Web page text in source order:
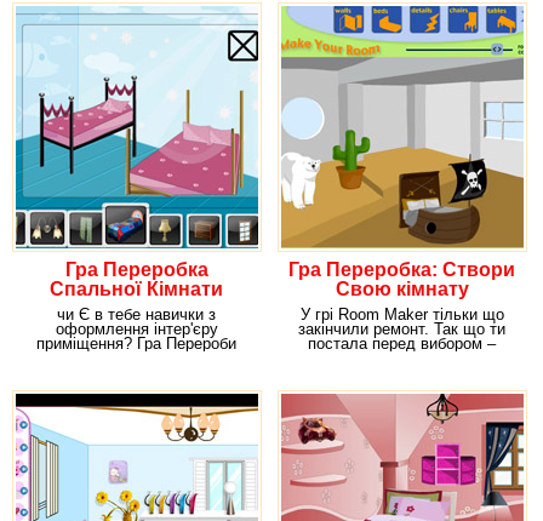
Гра Переробка
Спальної Кімнати
чи Є в тебе навички з
оформлення інтер'єру
приміщення? Гра Перероби
Гра Переробка: Створи
Свою кімнату
У грі Room Maker тільки що
закінчили ремонт. Так що ти
постала перед вибором –